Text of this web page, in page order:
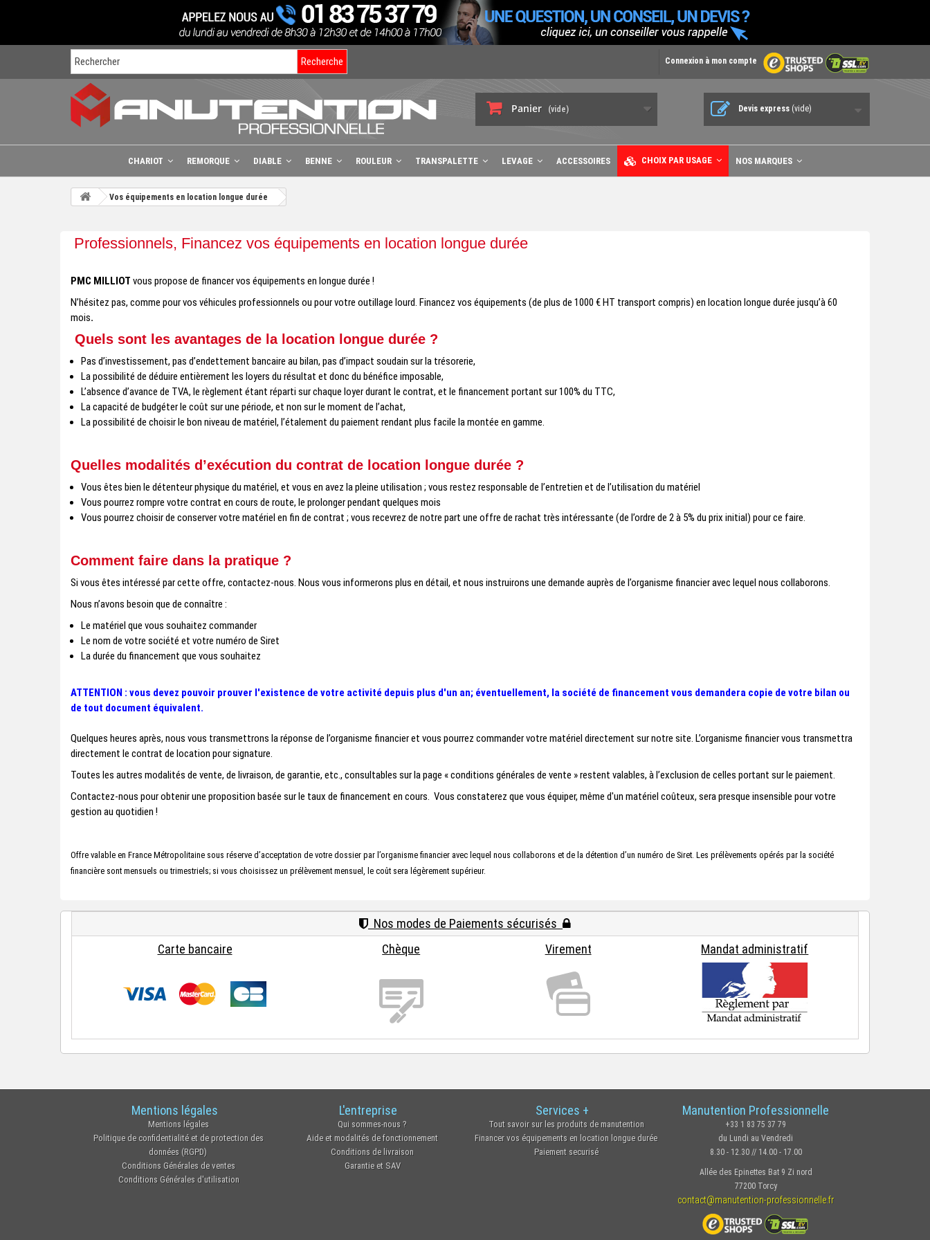
Recherche Connexion à mon compte
Panier (vide) Devis express (vide)
CHARIOT REMORQUE DIABLE BENNE ROULEUR TRANSPALETTE LEVAGE ACCESSOIRES CHOIX PAR USAGE NOS MARQUES
Vos équipements en location longue durée
Professionnels, Financez vos équipements en location longue durée
PMC MILLIOT vous propose de financer vos équipements en longue durée !
N’hésitez pas, comme pour vos véhicules professionnels ou pour votre outillage lourd. Financez vos équipements (de plus de 1000 € HT transport compris) en location longue durée jusqu’à 60
mois.
Quels sont les avantages de la location longue durée ?
Pas d’investissement, pas d’endettement bancaire au bilan, pas d’impact soudain sur la trésorerie,
La possibilité de déduire entièrement les loyers du résultat et donc du bénéfice imposable,
L’absence d’avance de TVA, le règlement étant réparti sur chaque loyer durant le contrat, et le financement portant sur 100% du TTC,
La capacité de budgéter le coût sur une période, et non sur le moment de l’achat,
La possibilité de choisir le bon niveau de matériel, l’étalement du paiement rendant plus facile la montée en gamme.
Quelles modalités d’exécution du contrat de location longue durée ?
Vous êtes bien le détenteur physique du matériel, et vous en avez la pleine utilisation ; vous restez responsable de l’entretien et de l’utilisation du matériel
Vous pourrez rompre votre contrat en cours de route, le prolonger pendant quelques mois
Vous pourrez choisir de conserver votre matériel en fin de contrat ; vous recevrez de notre part une offre de rachat très intéressante (de l’ordre de 2 à 5% du prix initial) pour ce faire.
Comment faire dans la pratique ?
Si vous êtes intéressé par cette offre, contactez-nous. Nous vous informerons plus en détail, et nous instruirons une demande auprès de l’organisme financier avec lequel nous collaborons.
Nous n’avons besoin que de connaître :
Le matériel que vous souhaitez commander
Le nom de votre société et votre numéro de Siret
La durée du financement que vous souhaitez
ATTENTION : vous devez pouvoir prouver l'existence de votre activité depuis plus d'un an; éventuellement, la société de financement vous demandera copie de votre bilan ou
de tout document équivalent.
Quelques heures après, nous vous transmettrons la réponse de l’organisme financier et vous pourrez commander votre matériel directement sur notre site. L’organisme financier vous transmettra
directement le contrat de location pour signature.
Toutes les autres modalités de vente, de livraison, de garantie, etc., consultables sur la page « conditions générales de vente » restent valables, à l’exclusion de celles portant sur le paiement.
Contactez-nous pour obtenir une proposition basée sur le taux de financement en cours. Vous constaterez que vous équiper, même d'un matériel coûteux, sera presque insensible pour votre
gestion au quotidien !
Offre valable en France Métropolitaine sous réserve d’acceptation de votre dossier par l’organisme financier avec lequel nous collaborons et de la détention d’un numéro de Siret. Les prélèvements opérés par la société
financière sont mensuels ou trimestriels; si vous choisissez un prélèvement mensuel, le coût sera légèrement supérieur.
Nos modes de Paiements sécurisés
Carte bancaire
Chèque Virement Mandat administratif
Mentions légales
Mentions légales
Politique de confidentialité et de protection des
données (RGPD)
Conditions Générales de ventes
Conditions Générales d'utilisation
L'entreprise
Qui sommes-nous ?
Aide et modalités de fonctionnement
Conditions de livraison
Garantie et SAV
Services +
Tout savoir sur les produits de manutention
Financer vos équipements en location longue durée
Paiement securisé
Manutention Professionnelle
+33 1 83 75 37 79
du Lundi au Vendredi
8.30 - 12.30 // 14.00 - 17.00
Allée des Epinettes Bat 9 Zi nord
77200 Torcy
contact@manutention-professionnelle.fr